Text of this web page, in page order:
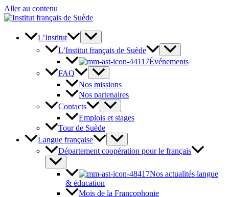
Aller au contenu
L’Institut
L’Institut français de Suède
Événements
FAQ
Nos missions
Nos partenaires
Contacts
Emplois et stages
Tour de Suède
Langue française
Département coopération pour le français
Nos actualités langue
& éducation
Mois de la Francophonie